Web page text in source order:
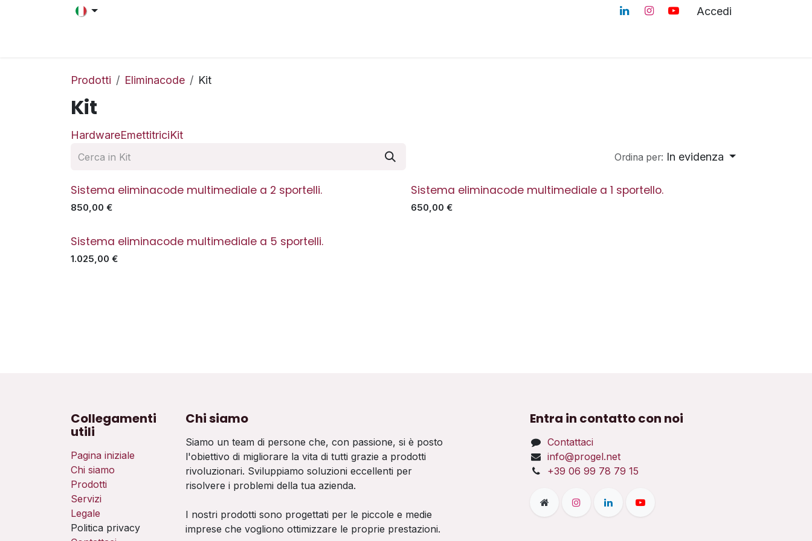
Passa al contenuto Accedi
Prodotti Eliminacode Kit
Kit
HardwareEmettitriciKit
Ordina per: In evidenza
In offerta
Sistema eliminacode multimediale a 2 sportelli.
850,00 € In offerta
Sistema eliminacode multimediale a 1 sportello.
650,00 €
In offerta
Sistema eliminacode multimediale a 5 sportelli.
1.025,00 €
Collegamenti
utili
Pagina iniziale
Chi siamo
Prodotti
Servizi
Legale
Politica privacy
Chi siamo
Siamo un team di persone che, con passione, si è posto
l'obiettivo di migliorare la vita di tutti grazie a prodotti
rivoluzionari. Sviluppiamo soluzioni eccellenti per
risolvere i problemi della tua azienda.
I nostri prodotti sono progettati per le piccole e medie
imprese che vogliono ottimizzare le proprie prestazioni.
Entra in contatto con noi
Contattaci
info@progel.net
+39 06 99 78 79 15